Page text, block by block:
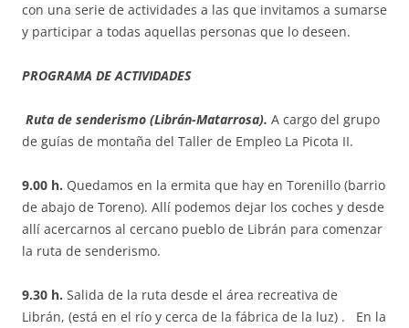
con una serie de actividades a las que invitamos a sumarse
y participar a todas aquellas personas que lo deseen.
PROGRAMA DE ACTIVIDADES
Ruta de senderismo (Librán-Matarrosa). A cargo del grupo
de guías de montaña del Taller de Empleo La Picota II.
9.00 h. Quedamos en la ermita que hay en Torenillo (barrio
de abajo de Toreno). Allí podemos dejar los coches y desde
allí acercarnos al cercano pueblo de Librán para comenzar
la ruta de senderismo.
9.30 h. Salida de la ruta desde el área recreativa de
Librán, (está en el río y cerca de la fábrica de la luz) . En la